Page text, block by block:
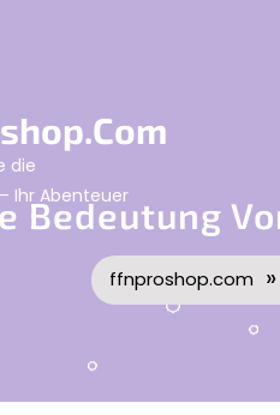
die
Ihr Abenteuer
Bedeutung
ffnproshop.com »